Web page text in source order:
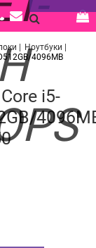
|
Ноутбуки |
4096MB
i5-